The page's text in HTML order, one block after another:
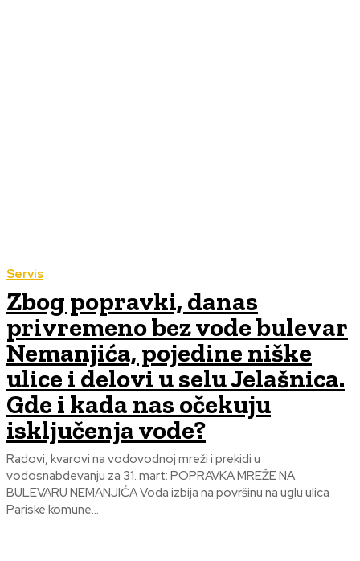
Servis
Zbog popravki, danas
privremeno bez vode bulevar
Nemanjića, pojedine niške
ulice i delovi u selu Jelašnica.
Gde i kada nas očekuju
isključenja vode?
Radovi, kvarovi na vodovodnoj mreži i prekidi u
vodosnabdevanju za 31. mart: POPRAVKA MREŽE NA
BULEVARU NEMANJIĆA Voda izbija na površinu na uglu ulica
Pariske komune...